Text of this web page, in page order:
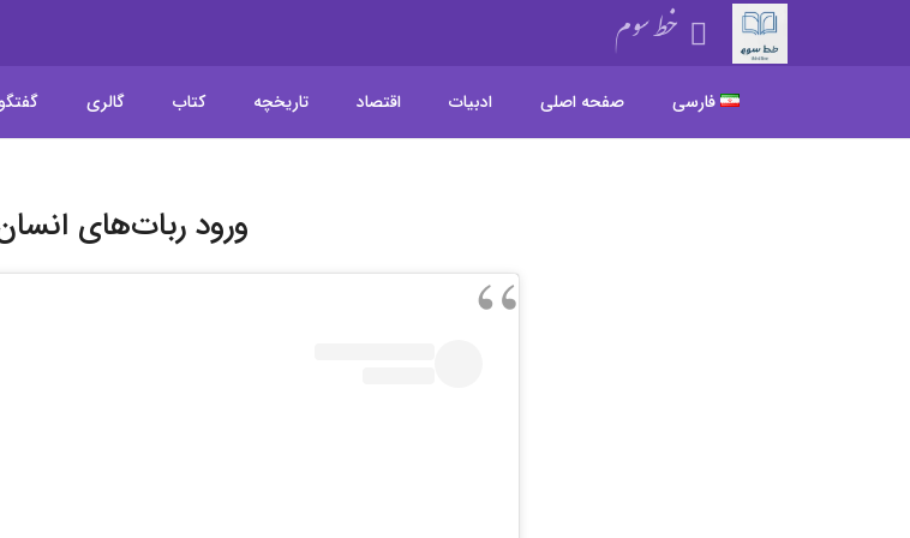
خط سوم
فارسی صفحه اصلی ادبیات اقتصاد تاریخچه کتاب گالری گفتگو
ورود ربات‌های